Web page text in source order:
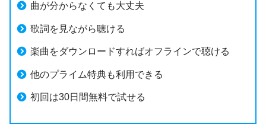
曲が分からなくても大丈夫
歌詞を見ながら聴ける
楽曲をダウンロードすればオフラインで聴ける
他のプライム特典も利用できる
初回は30日間無料で試せる